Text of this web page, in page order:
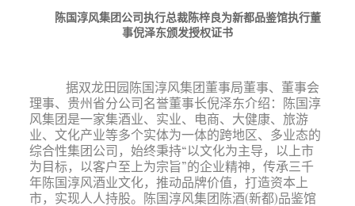
陈国淳风集团公司执行总裁陈梓良为新都品鉴馆执行董
事倪泽东颁发授权证书
据双龙田园陈国淳风集团董事局董事、董事会
理事、贵州省分公司名誉董事长倪泽东介绍：陈国淳
风集团是一家集酒业、实业、电商、大健康、旅游
业、文化产业等多个实体为一体的跨地区、多业态的
综合性集团公司，始终秉持“以文化为主导，以上市
为目标，以客户至上为宗旨”的企业精神，传承三千
年陈国淳风酒业文化，推动品牌价值，打造资本上
市，实现人人持股。陈国淳风集团陈酒(新都)品鉴馆